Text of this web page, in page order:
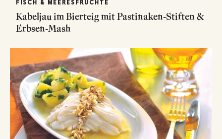
FISCH & MEERESFRÜCHTE
Kabeljau im Bierteig mit Pastinaken-Stiften &
Erbsen-Mash